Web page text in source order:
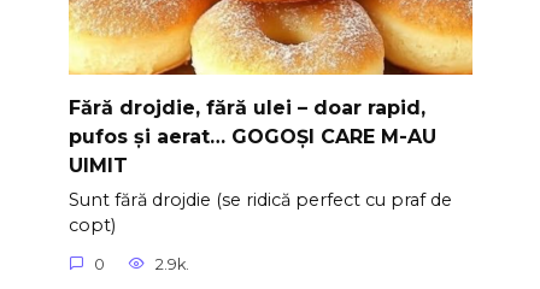
Fără drojdie, fără ulei – doar rapid,
pufos și aerat… GOGOȘI CARE M-AU
UIMIT
Sunt fără drojdie (se ridică perfect cu praf de
copt)
0 2.9k.